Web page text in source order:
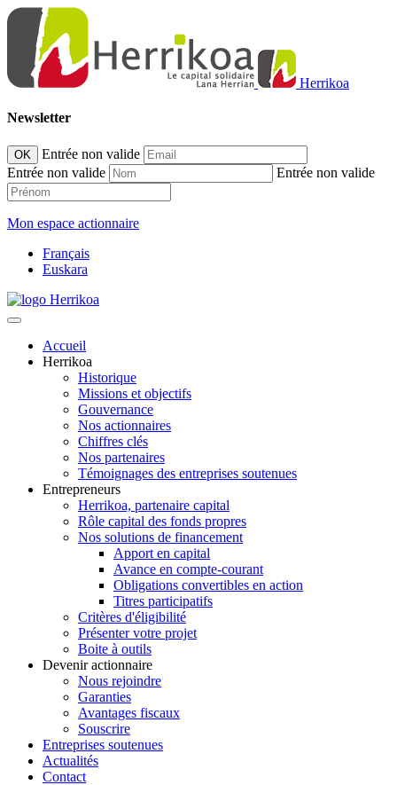
Herrikoa
Newsletter
OK
Entrée non valide
Entrée non valide
Entrée non valide
Mon espace actionnaire
Français
Euskara
Accueil
Herrikoa
Historique
Missions et objectifs
Gouvernance
Nos actionnaires
Chiffres clés
Nos partenaires
Témoignages des entreprises soutenues
Entrepreneurs
Herrikoa, partenaire capital
Rôle capital des fonds propres
Nos solutions de financement
Apport en capital
Avance en compte-courant
Obligations convertibles en action
Titres participatifs
Critères d'éligibilité
Présenter votre projet
Boite à outils
Devenir actionnaire
Nous rejoindre
Garanties
Avantages fiscaux
Souscrire
Entreprises soutenues
Actualités
Contact